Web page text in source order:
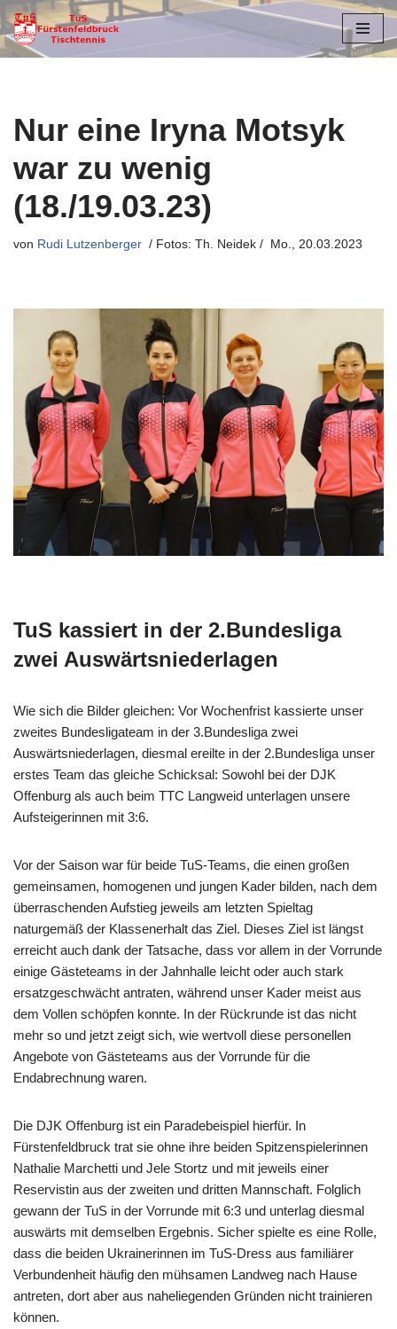
Zum
Nur eine Iryna Motsyk
war zu wenig
(18./19.03.23)
von Rudi Lutzenberger Mo., 20.03.2023
TuS kassiert in der 2.Bundesliga
zwei Auswärtsniederlagen
Wie sich die Bilder gleichen: Vor Wochenfrist kassierte unser
zweites Bundesligateam in der 3.Bundesliga zwei
Auswärtsniederlagen, diesmal ereilte in der 2.Bundesliga unser
erstes Team das gleiche Schicksal: Sowohl bei der DJK
Offenburg als auch beim TTC Langweid unterlagen unsere
Aufsteigerinnen mit 3:6.
Vor der Saison war für beide TuS-Teams, die einen großen
gemeinsamen, homogenen und jungen Kader bilden, nach dem
überraschenden Aufstieg jeweils am letzten Spieltag
naturgemäß der Klassenerhalt das Ziel. Dieses Ziel ist längst
erreicht auch dank der Tatsache, dass vor allem in der Vorrunde
einige Gästeteams in der Jahnhalle leicht oder auch stark
ersatzgeschwächt antraten, während unser Kader meist aus
dem Vollen schöpfen konnte. In der Rückrunde ist das nicht
mehr so und jetzt zeigt sich, wie wertvoll diese personellen
Angebote von Gästeteams aus der Vorrunde für die
Endabrechnung waren.
Die DJK Offenburg ist ein Paradebeispiel hierfür. In
Fürstenfeldbruck trat sie ohne ihre beiden Spitzenspielerinnen
Nathalie Marchetti und Jele Stortz und mit jeweils einer
Reservistin aus der zweiten und dritten Mannschaft. Folglich
gewann der TuS in der Vorrunde mit 6:3 und unterlag diesmal
auswärts mit demselben Ergebnis. Sicher spielte es eine Rolle,
dass die beiden Ukrainerinnen im TuS-Dress aus familiärer
Verbundenheit häufig den mühsamen Landweg nach Hause
antreten, dort aber aus naheliegenden Gründen nicht trainieren
können.